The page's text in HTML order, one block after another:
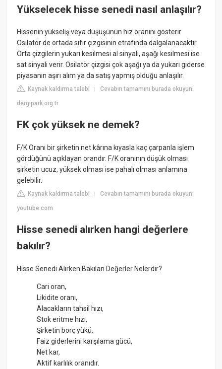
Yükselecek hisse senedi nasıl anlaşılır?
Hissenin yükseliş veya düşüşünün hız oranını gösterir
Osilatör de ortada sıfır çizgisinin etrafında dalgalanacaktır.
Orta çizgilerin yukarı kesilmesi al sinyali, aşağı kesilmesi ise
sat sinyali verir. Osilatör çizgisi çok aşağı ya da yukarı giderse
piyasanın aşırı alım ya da satış yapmış olduğu anlaşılır.
Kaynak kaldırma talebi |Cevabın tamamını burada okuyun:
dergipark.org.tr
FK çok yüksek ne demek?
F/K Oranı bir şirketin net kârına kıyasla kaç çarpanla işlem
gördüğünü açıklayan orandır. F/K oranının düşük olması
şirketin ucuz, yüksek olması ise pahalı olması anlamına
gelebilir.
Kaynak kaldırma talebi |Cevabın tamamını burada okuyun:
youtube.com
Hisse senedi alırken hangi değerlere
bakılır?
Hisse Senedi Alırken Bakılan Değerler Nelerdir?
Cari oran,
Likidite oranı,
Alacakların tahsil hızı,
Stok eritme hızı,
Şirketin borç yükü,
Faiz giderlerini karşılama gücü,
Net kar,
Aktif karlılık oranıdır.